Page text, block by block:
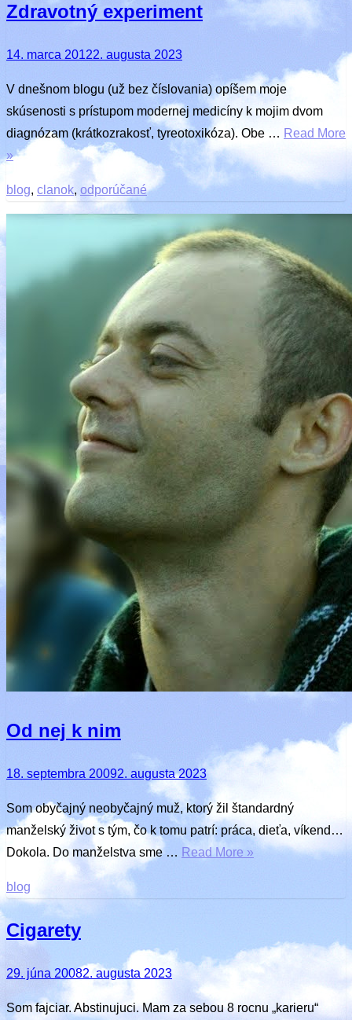
Zdravotný experiment
Posted
14. marca 20122. augusta 2023
V dnešnom blogu (už bez číslovania) opíšem moje
skúsenosti s prístupom modernej medicíny k mojim dvom
diagnózam (krátkozrakosť, tyreotoxikóza). Obe … Read More
»
blog, clanok, odporúčané
Od nej k nim
Posted
18. septembra 20092. augusta 2023
Som obyčajný neobyčajný muž, ktorý žil štandardný
manželský život s tým, čo k tomu patrí: práca, dieťa, víkend…
Dokola. Do manželstva sme … Read More »
blog
Cigarety
Posted
29. júna 20082. augusta 2023
Som fajciar. Abstinujuci. Mam za sebou 8 rocnu „karieru“